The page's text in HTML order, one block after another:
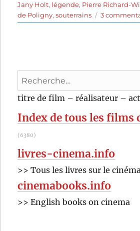
Jany Holt, légende, Pierre Richard-
de Poligny,souterrains 3
Recherche
pour
titre de film – réalisateur –
Index de tous les films
(6380)
livres-cinema.info
>> Tous les livres sur le
cinemabooks.info
>> English books on cinema